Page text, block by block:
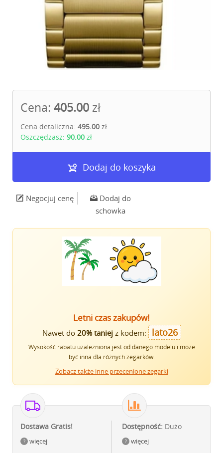
Cena: 405.00 zł
Cena detaliczna: 495.00 zł
Oszczędzasz: 90.00 zł
Dodaj do koszyka
Negocjuj cenę
Dodaj do
schowka
Letni czas zakupów!
Nawet do 20% taniejz kodem: lato26
Wysokość rabatu uzależniona jest od danego modelu i może
być inna dla różnych zegarków.
Zobacz także inne przecenione zegarki
Dostawa Gratis!
więcej
Dostępność: Dużo
więcej